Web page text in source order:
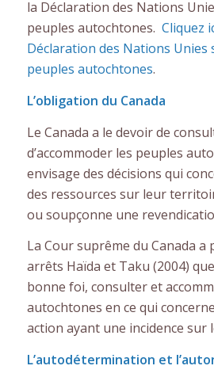
la Déclaration des Nations
peuples autochtones. Cliquez
Déclaration des Nations Unies
peuples autochtones.
L’obligation du Canada
Le Canada a le devoir de
d’accommoder les peuples
envisage des décisions qui
des ressources sur leur
ou soupçonne une
La Cour suprême du Canada a
arrêts Haïda et Taku (2004)
bonne foi, consulter et
autochtones en ce qui
action ayant une incidence sur
L’autodétermination et